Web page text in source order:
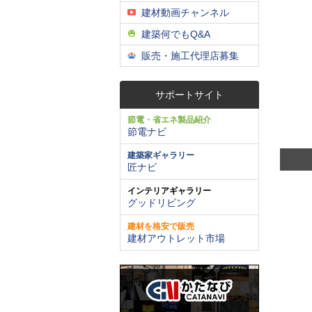
建材動画チャンネル
建築何でもQ&A
販売・施工代理店募集
サポートサイト
節電・省エネ製品紹介
節電ナビ
建築家ギャラリー
匠ナビ
インテリアギャラリー
グッドリビング
建材を格安で販売
建材アウトレット市場